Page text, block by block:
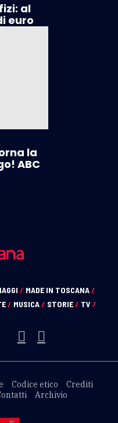
al
euro
la
ABC
/ MADE IN TOSCANA/
/ MUSICA/ STORIE/ TV /
Codice etico
Crediti
Archivio